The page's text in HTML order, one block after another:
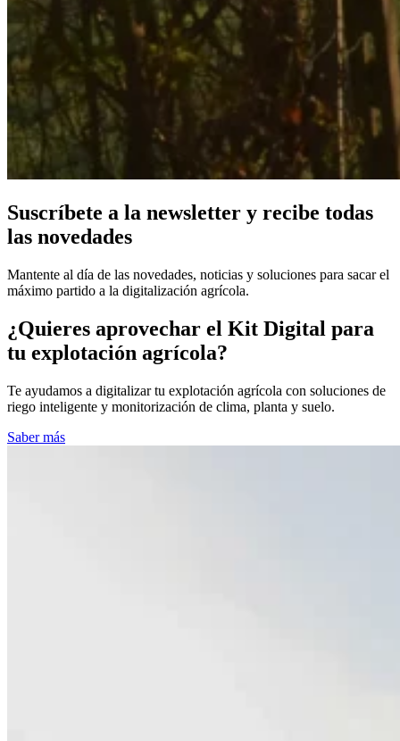
Suscríbete a la newsletter y recibe todas
las novedades
Mantente al día de las novedades, noticias y soluciones para sacar el
máximo partido a la digitalización agrícola.
¿Quieres aprovechar el Kit Digital para
tu explotación agrícola?
Te ayudamos a digitalizar tu explotación agrícola con soluciones de
riego inteligente y monitorización de clima, planta y suelo.
Saber más